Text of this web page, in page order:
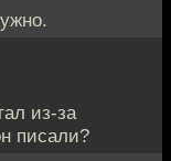
из-за
писали?